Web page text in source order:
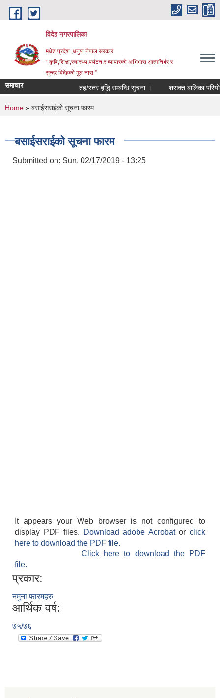
Skip to main content
विदेह नगरपालिका
मधेश प्रदेश ,धनुषा नेपाल सरकार
“ कृषि,शिक्षा,स्वास्थ्य,पर्यटन,र व्यापारको अभिभारा आत्मनिर्भर र
सुन्दर विदेहको मुल नारा ”
समाचार तह/स्तर बृद्धि सम्बन्धि सुचना । शसक्त बालिका
You are here
Home » बसाईसराईको सूचना फारम
बसाईसराईको सूचना फारम
Submitted on: Sun, 02/17/2019 - 13:25
It appears your Web browser is not configured to
display PDF files.
Download adobe Acrobatorclick
here to download the PDF file.
Click here to download the PDF
file.
प्रकार:
नमुना फारमहरु
आर्थिक वर्ष:
७५/७६